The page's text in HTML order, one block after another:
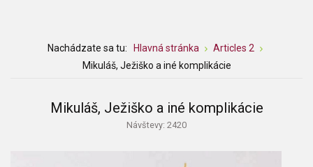
Nachádzate sa tu: Hlavná stránka
Articles 2
Mikuláš, Ježiško a iné komplikácie
Mikuláš, Ježiško a iné komplikácie
Návštevy: 2420